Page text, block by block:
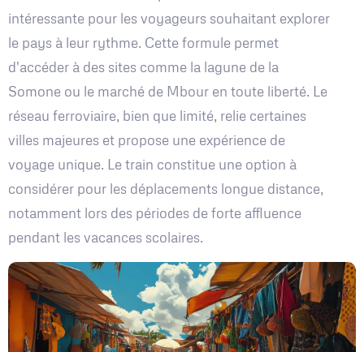
intéressante pour les voyageurs souhaitant explorer
le pays à leur rythme. Cette formule permet
d'accéder à des sites comme la lagune de la
Somone ou le marché de Mbour en toute liberté. Le
réseau ferroviaire, bien que limité, relie certaines
villes majeures et propose une expérience de
voyage unique. Le train constitue une option à
considérer pour les déplacements longue distance,
notamment lors des périodes de forte affluence
pendant les vacances scolaires.